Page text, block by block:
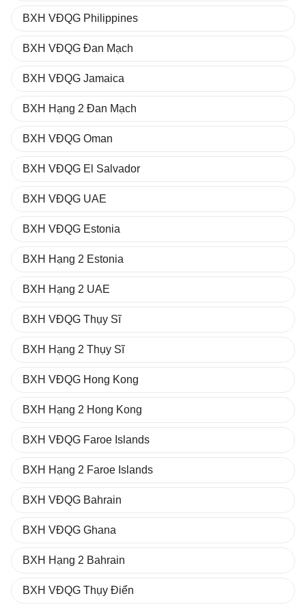
BXH VĐQG Philippines
BXH VĐQG Đan Mạch
BXH VĐQG Jamaica
BXH Hạng 2 Đan Mạch
BXH VĐQG Oman
BXH VĐQG El Salvador
BXH VĐQG UAE
BXH VĐQG Estonia
BXH Hạng 2 Estonia
BXH Hạng 2 UAE
BXH VĐQG Thụy Sĩ
BXH Hạng 2 Thụy Sĩ
BXH VĐQG Hong Kong
BXH Hạng 2 Hong Kong
BXH VĐQG Faroe Islands
BXH Hạng 2 Faroe Islands
BXH VĐQG Bahrain
BXH VĐQG Ghana
BXH Hạng 2 Bahrain
BXH VĐQG Thụy Điển